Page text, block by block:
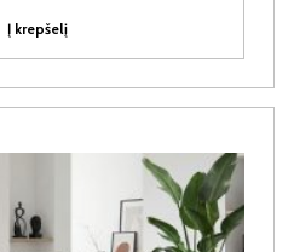
Į krepšelį